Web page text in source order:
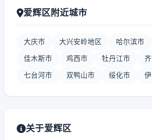
爱辉区附近城市
大庆市 大兴安岭地区 哈尔滨市
佳木斯市 鸡西市 牡丹江市
七台河市 双鸭山市 绥化市
关于爱辉区